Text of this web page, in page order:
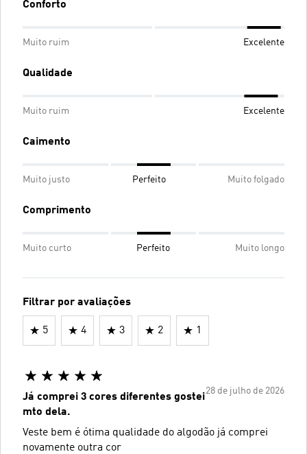
Conforto
Muito ruim Excelente
Qualidade
Muito ruim Excelente
Caimento
Muito justo Perfeito Muito folgado
Comprimento
Muito curto Perfeito Muito longo
Filtrar por avaliações
5 4 3 2 1
28 de julho de 2026
Já comprei 3 cores diferentes gostei
mto dela.
Veste bem é ótima qualidade do algodão já comprei
novamente outra cor